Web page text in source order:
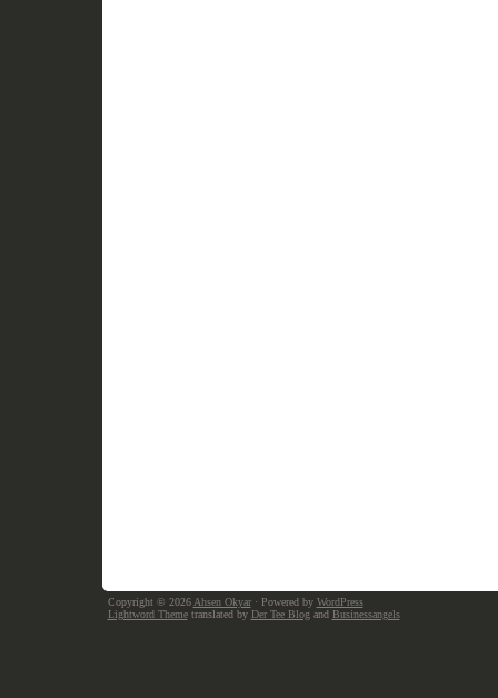
Copyright © 2026 Ahsen Okyar· Powered by WordPress
Lightword Themetranslated by Der Tee Blog and Businessangels